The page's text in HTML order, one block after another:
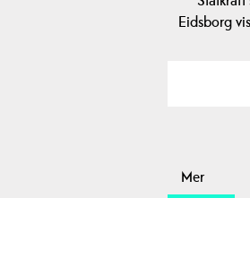
Eidsborg
Mer